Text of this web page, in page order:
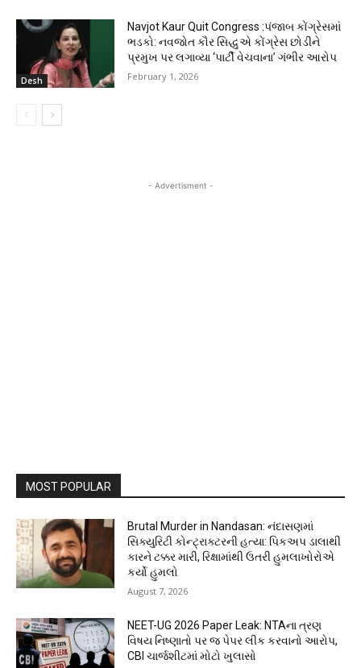
Desh
Navjot Kaur Quit Congress :પંજાબ કોંગ્રેસમાં
ભડકો: નવજોત કૌર સિદ્ધુએ કોંગ્રેસ છોડીને
પ્રમુખ પર લગાવ્યા ‘પાર્ટી વેચવાના’ ગંભીર આરોપ
February 1, 2026
- Advertisment -
MOST POPULAR
Brutal Murder in Nandasan: નંદાસણમાં
સિક્યુરિટી કોન્ટ્રાક્ટરની હત્યા: પિકઅપ ડાલાથી
કારને ટક્કર મારી, રિક્ષામાંથી ઉતરી હુમલાખોરોએ
કર્યો હુમલો
August 7, 2026
NEET-UG 2026 Paper Leak: NTAના ત્રણ
વિષય નિષ્ણાતો પર જ પેપર લીક કરવાનો આરોપ,
CBI ચાર્જશીટમાં મોટો ખુલાસો